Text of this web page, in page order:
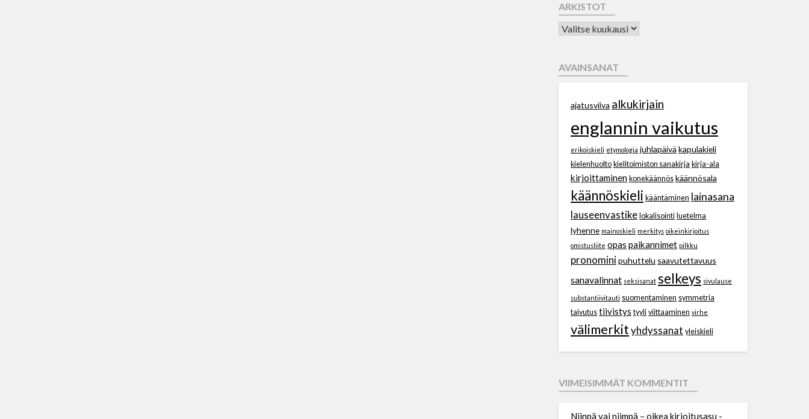
ARKISTOT
AVAINSANAT
ajatusviiva alkukirjain
englannin vaikutus
erikoiskieli etymologia juhlapäivä kapulakieli
kielenhuolto kielitoimiston sanakirja kirja-ala
kirjoittaminen konekäännös käännösala
käännöskieli kääntäminen lainasana
lauseenvastike lokalisointi luetelma
lyhenne mainoskieli merkitys oikeinkirjoitus
omistusliite opas paikannimet pilkku
pronominipuhuttelu saavutettavuus
sanavalinnat seksisanat selkeys sivulause
substantiivitauti suomentaminen symmetria
taivutus tiivistys tyyli viittaaminen virhe
välimerkityhdyssanat yleiskieli
VIIMEISIMMÄT KOMMENTIT
Niinpä vai niimpä – oikea kirjoitusasu -